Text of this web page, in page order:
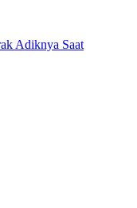
Adiknya Saat